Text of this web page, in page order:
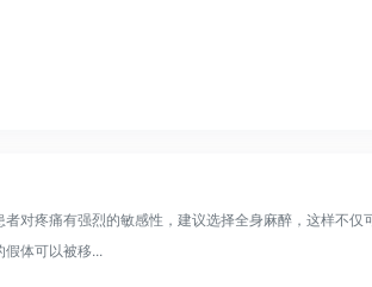
对疼痛有强烈的敏感性，建议选择全身麻醉，这样不仅
体可以被移...